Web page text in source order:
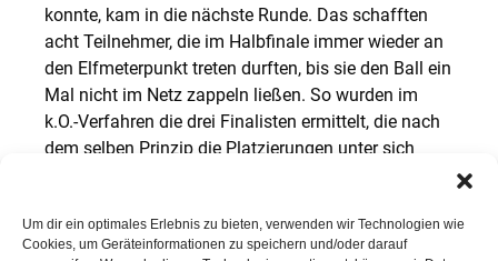
Um dir ein optimales Erlebnis zu bieten, verwenden wir Technologien wie
Cookies, um Geräteinformationen zu speichern und/oder darauf
konnte, kam in die nächste Runde. Das schafften
acht Teilnehmer, die im Halbfinale immer wieder an
den Elfmeterpunkt treten durften, bis sie den Ball ein
Mal nicht im Netz zappeln ließen. So wurden im
k.O.-Verfahren die drei Finalisten ermittelt, die nach
dem selben Prinzip die Platzierungen unter sich
hohen sportlichen Niveau. „Wie spannend das war!“
Gold holte Christian Meyer mit insgesamt 20